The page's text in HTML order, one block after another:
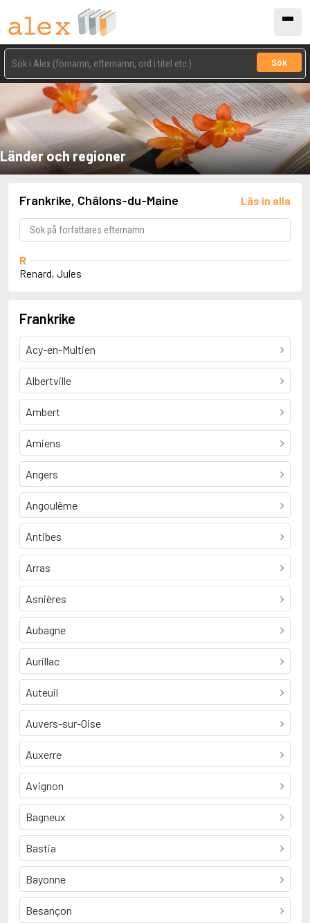
Sök
Länder och regioner
Frankrike, Châlons-du-Maine Läs in alla
R
Renard, Jules
Frankrike
Acy-en-Multien
Albertville
Ambert
Amiens
Angers
Angoulême
Antibes
Arras
Asnières
Aubagne
Aurillac
Auteuil
Auvers-sur-Oise
Auxerre
Avignon
Bagneux
Bastia
Bayonne
Besançon